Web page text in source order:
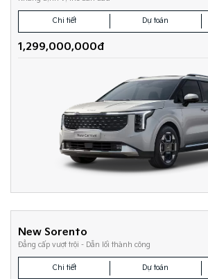
Chi tiết Dự toán
1,299,000,000đ
New Sorento
Đẳng cấp vượt trội - Dẫn lối thành công
Chi tiết Dự toán